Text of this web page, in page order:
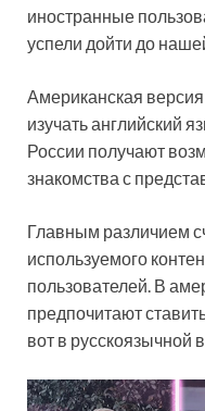
иностранные
успели дойти до
Американская
изучать английский
России получают
знакомства с
Главным различием
используемого
пользователей. В
предпочитают
вот в русскоязычной